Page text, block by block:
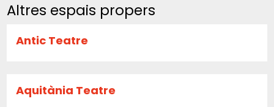
Altres espais propers
Antic Teatre
Aquitània Teatre